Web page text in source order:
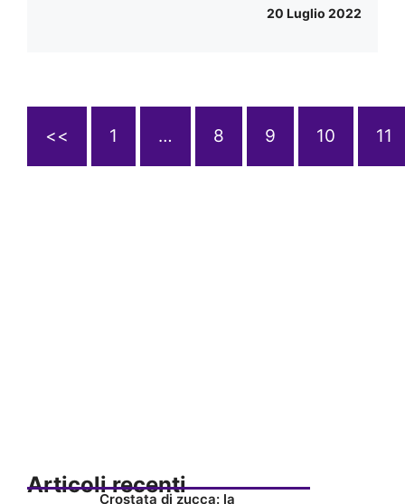
20 Luglio 2022
<< 1 … 8 9 10 11
Articoli recenti
Crostata di zucca: la